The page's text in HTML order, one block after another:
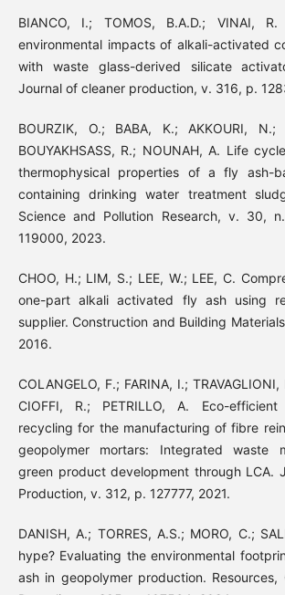
BIANCO, I.; TOMOS, B.A.D.; VINAI,
environmental impacts of alkali-activated
with waste glass-derived silicate
Journal of cleaner production, v. 316, p.
BOURZIK, O.; BABA, K.; AKKOURI, N.;
BOUYAKHSASS, R.; NOUNAH, A. Life
thermophysical properties of a fly ash-
containing drinking water treatment
Science and Pollution Research, v. 30,
119000, 2023.
CHOO, H.; LIM, S.; LEE, W.; LEE, C.
one-part alkali activated fly ash using
supplier. Construction and Building
2016.
COLANGELO, F.; FARINA, I.;
CIOFFI, R.; PETRILLO, A. Eco-
recycling for the manufacturing of fibre
geopolymer mortars: Integrated waste
green product development through LCA.
Production, v. 312, p. 127777, 2021.
DANISH, A.; TORRES, A.S.; MORO, C.;
hype? Evaluating the environmental
ash in geopolymer production. Resources,